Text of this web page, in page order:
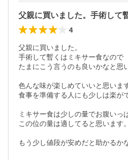
4
父親に買いました。
手術して暫くはミキサー食なので
たまにこう言うのも良いかなと思
色んな味が楽しめていいと思いま
食事を準備する人にも少しは楽が
ミキサー食は少しの量でお腹いっ
この位の量は適してると思います。
もう少し値段が安めだと助かるか